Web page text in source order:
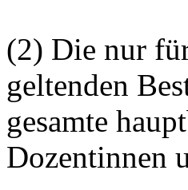
(2) Die nur
geltenden
gesamte
Dozentinnen